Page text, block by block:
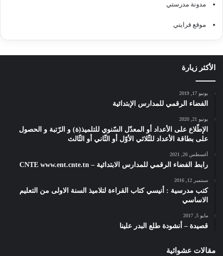
مدونة مدرستي
موقع قرايتي
الأكثر زيارة
يونيو 17, 2019
الفضاء الرقمي للمدارس الإبتدائية
يونيو 21, 2020
الإطّلاع على الأعداد أو المعدّل السّنوي للتلميذ(ة) و الرّتبة و الحصول
على بطاقة الأعداد للثّلاثي الأوّل أو الثّاني أو الثّالث
أغسطس 26, 2021
رابط الفضاء الرقمي للمدارس الابتدائية – CNTE www.ent.cnte.tn
سبتمبر 12, 2016
كتب مدرسية : أنيسي كتاب القراءة لتلاميذ السنة الاولى من التعليم
الاساسي
مايو 5, 2017
قصيدة – أنشودة طلع البدر علينا
مقالات عشوائية